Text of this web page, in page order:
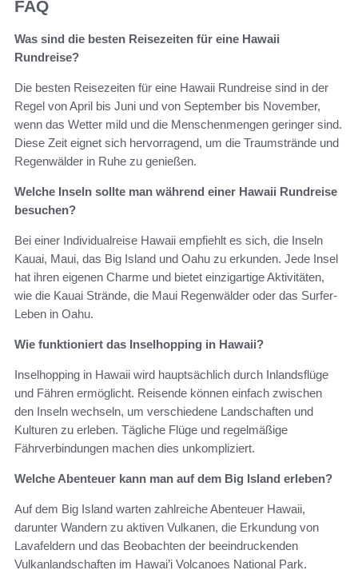
FAQ
Was sind die besten Reisezeiten für eine Hawaii
Rundreise?
Die besten Reisezeiten für eine Hawaii Rundreise sind in der
Regel von April bis Juni und von September bis November,
wenn das Wetter mild und die Menschenmengen geringer sind.
Diese Zeit eignet sich hervorragend, um die Traumstrände und
Regenwälder in Ruhe zu genießen.
Welche Inseln sollte man während einer Hawaii Rundreise
besuchen?
Bei einer Individualreise Hawaii empfiehlt es sich, die Inseln
Kauai, Maui, das Big Island und Oahu zu erkunden. Jede Insel
hat ihren eigenen Charme und bietet einzigartige Aktivitäten,
wie die Kauai Strände, die Maui Regenwälder oder das Surfer-
Leben in Oahu.
Wie funktioniert das Inselhopping in Hawaii?
Inselhopping in Hawaii wird hauptsächlich durch Inlandsflüge
und Fähren ermöglicht. Reisende können einfach zwischen
den Inseln wechseln, um verschiedene Landschaften und
Kulturen zu erleben. Tägliche Flüge und regelmäßige
Fährverbindungen machen dies unkompliziert.
Welche Abenteuer kann man auf dem Big Island erleben?
Auf dem Big Island warten zahlreiche Abenteuer Hawaii,
darunter Wandern zu aktiven Vulkanen, die Erkundung von
Lavafeldern und das Beobachten der beeindruckenden
Vulkanlandschaften im Hawai’i Volcanoes National Park.